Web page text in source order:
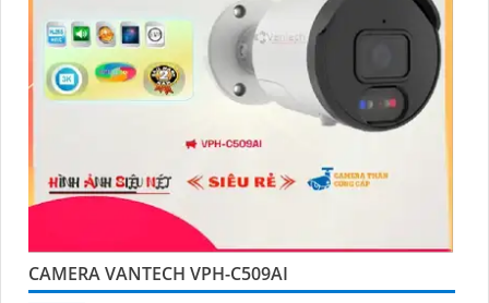
CAMERA VANTECH VPH-C509AI